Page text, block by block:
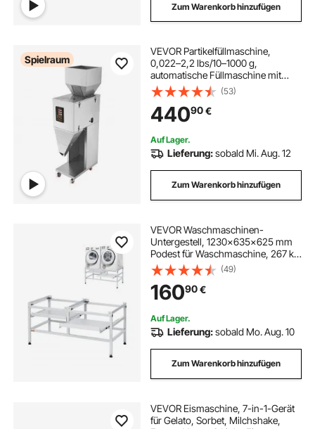
Zum Warenkorb hinzufügen
Spielraum
VEVOR Partikelfüllmaschine,
0,022–2,2 lbs/10–1000 g,
automatische Füllmaschine mit
Fußpedal, Wiegefüllmaschine aus
Edelstahl, Wiegefüllmaschine für
Bohnen, Samen, Körner, Tee,
Granulatverpackung
(53)
44090€
Auf Lager.
Lieferung:sobald Mi. Aug. 12
Zum Warenkorb hinzufügen
VEVOR Waschmaschinen-
Untergestell, 1230x635x625 mm
Podest für Waschmaschine, 267 kg
Tragkraft, Waschmaschinen- &
Trocknersockel mit Doppelablagen,
4 verstellbare Füße zum Anheben
von Waschmaschinen
(49)
16090€
Auf Lager.
Lieferung:sobald Mo. Aug. 10
Zum Warenkorb hinzufügen
VEVOR Eismaschine, 7-in-1-Gerät
für Gelato, Sorbet, Milchshake,